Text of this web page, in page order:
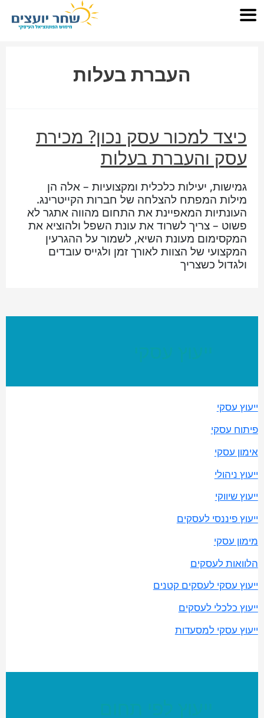
ייעוץ עסקי
פיתוח עסקי
אימון עסקי
ייעוץ ניהולי
ייעוץ שיווקי
ייעוץ פיננסי לעסקים
מימון עסקי
הלוואות לעסקים
ייעוץ עסקי לעסקים קטנים
ייעוץ כלכלי לעסקים
ייעוץ עסקי למסעדות
העברת בעלות
כיצד למכור עסק נכון? מכירת
עסק והעברת בעלות
גמישות, יעילות כלכלית ומקצועיות – אלה הן
מילות המפתח להצלחה של חברות הקייטרינג.
העונתיות המאפיינת את התחום מהווה אתגר לא
פשוט – צריך לשרוד את עונת השפל ולהוציא את
המקסימום מעונת השיא, לשמור על ההגרעין
המקצועי של הצוות לאורך זמן ולגייס עובדים
ולגדול כשצריך